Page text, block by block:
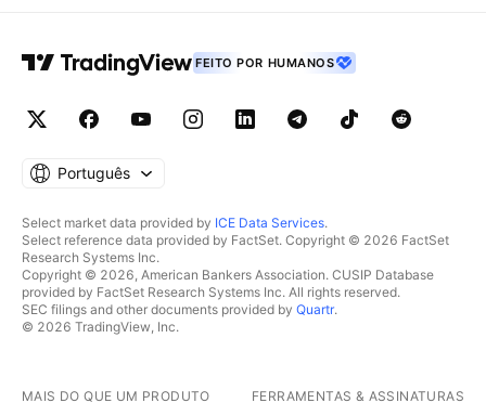
FEITO POR HUMANOS
Português
Select market data provided by ICE Data Services.
Select reference data provided by FactSet. Copyright © 2026 FactSet
Research Systems Inc.
Copyright © 2026, American Bankers Association. CUSIP Database
provided by FactSet Research Systems Inc. All rights reserved.
SEC filings and other documents provided by Quartr.
© 2026 TradingView, Inc.
MAIS DO QUE UM PRODUTO FERRAMENTAS & ASSINATURAS